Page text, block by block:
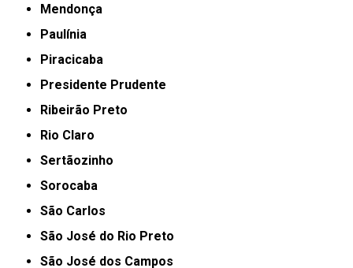
Mendonça
Paulínia
Piracicaba
Presidente Prudente
Ribeirão Preto
Rio Claro
Sertãozinho
Sorocaba
São Carlos
São José do Rio Preto
São José dos Campos